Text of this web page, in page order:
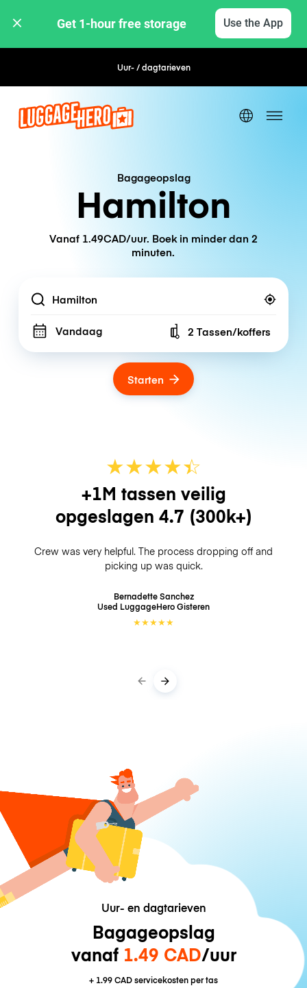
Get 1-hour free storage Use the App
Uur- / dagtarievenFlexibel boeken
Bagageopslag
Hamilton
Vanaf 1.49CAD/uur. Boek in minder dan 2
minuten.
Location
Vandaag Number of bags
2 Tassen/koffers
Starten
★★★★☆
★
+1M tassen veilig
opgeslagen 4.7 (300k+)
Crew was very helpful. The process dropping off and
picking up was quick.
Bernadette Sanchez
Used LuggageHeroGisteren
★★★★★
Uur- en dagtarieven
Bagageopslag
vanaf 1.49 CAD/uur
+ 1.99 CADservicekosten per tas